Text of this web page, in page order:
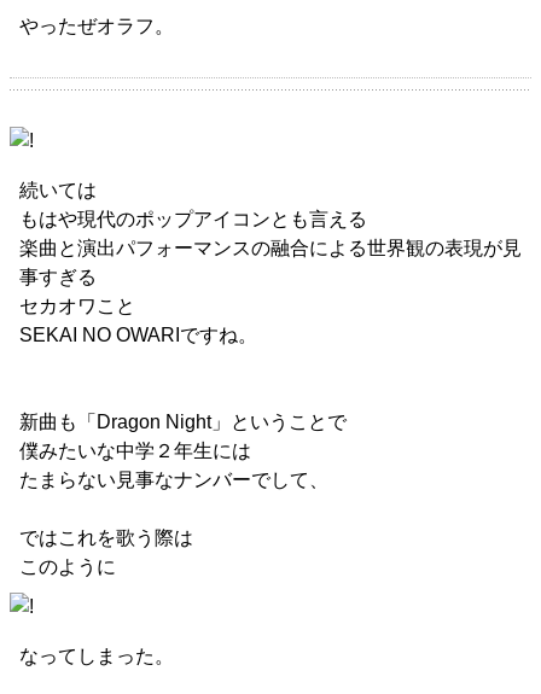
やったぜオラフ。
続いては
もはや現代のポップアイコンとも言える
楽曲と演出パフォーマンスの融合による世界観の表現が見
事すぎる
セカオワこと
SEKAI NO OWARIですね。
新曲も「Dragon Night」ということで
僕みたいな中学２年生には
たまらない見事なナンバーでして、
ではこれを歌う際は
このように
なってしまった。